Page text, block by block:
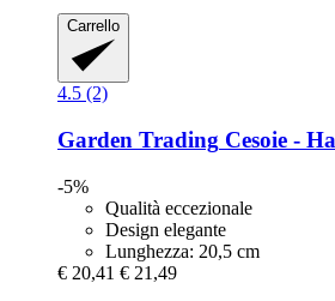
Carrello
4.5 (2)
Garden Trading Cesoie -​
-5%
Qualità eccezionale
Design elegante
Lunghezza: 20,5 cm
€ 20,41 € 21,49